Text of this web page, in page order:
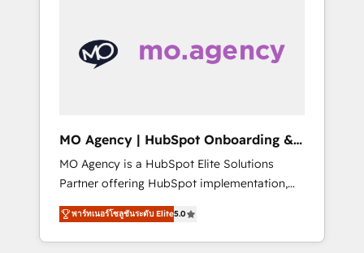
turning fragmented systems into unified,
growth-ready HubSpot architectures that
custom integrations across your full tech
stack. - Custom object setup, CMS builds, and
full-funnel automation. - Dashboards,
lifecycle campaigns, and lead nurturing
sequences. - Cross-hub setup across
Marketing, Sales, Operations, and Service
MO Agency | HubSpot Onboarding &
Implementation
MO Agency is a HubSpot Elite Solutions
Partner offering HubSpot implementation,
marketing automation, CRM and RevOps
consulting, B2B SEO, paid media, content
marketing, AEO and GEO (AI search
พาร์ทเนอร์โซลูชันระดับ Elite5.0